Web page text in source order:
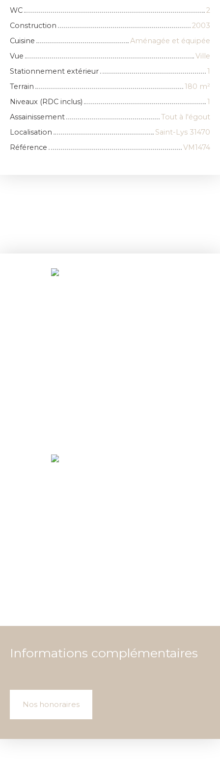
WC
2
Construction
2003
Cuisine
Aménagée et équipée
Vue
Ville
Stationnement extérieur
1
Terrain
180 m²
Niveaux (RDC inclus)
1
Assainissement
Tout à l'égout
Localisation
Saint-Lys 31470
Référence
VM1474
Informations complémentaires
Nos honoraires